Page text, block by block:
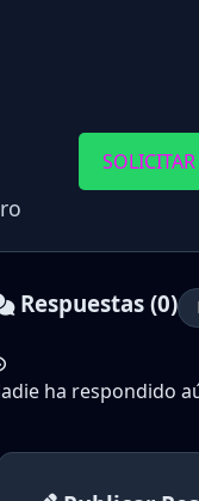
Respuestas (0)
ha respondido